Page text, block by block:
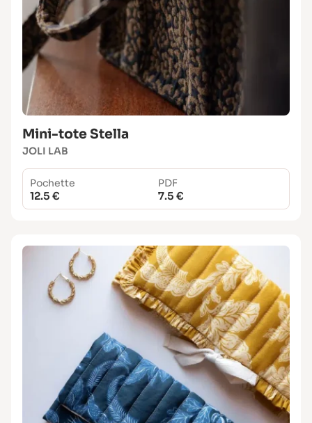
Mini-tote Stella
JOLI LAB
Pochette
12.5 €
PDF
7.5 €